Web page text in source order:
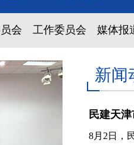
会 工作委员会 媒体报
新闻
民建天
8月2日，